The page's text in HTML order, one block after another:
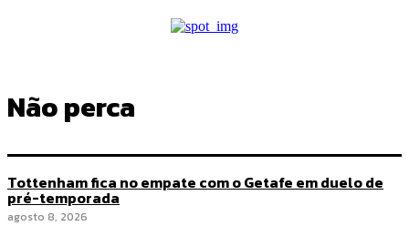
Não perca
Tottenham fica no empate com o Getafe em duelo de
pré-temporada
agosto 8, 2026